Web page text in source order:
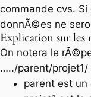
commande cvs. Si
donnÃ©es ne
Explication sur
On notera le
…../parent/projet1/
parent est un